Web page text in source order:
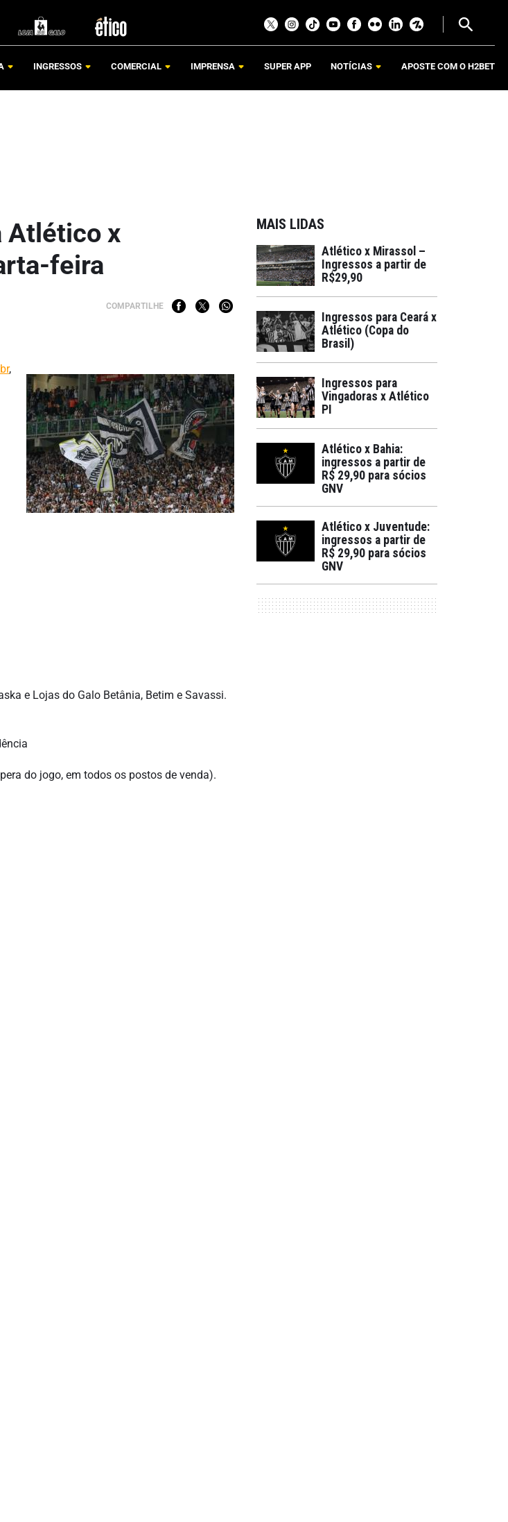
INGRESSOS COMERCIAL IMPRENSA SUPER APP NOTÍCIAS APOSTE COM O H2BET
Atlético x
feira
COMPARTILHE
,
e Lojas do Galo Betânia, Betim e Savassi.
do jogo, em todos os postos de venda).
MAIS LIDAS
Atlético x Mirassol –
Ingressos a partir de
R$29,90
Ingressos para Ceará x
Atlético (Copa do
Brasil)
Ingressos para
Vingadoras x Atlético
PI
Atlético x Bahia:
ingressos a partir de
R$ 29,90 para sócios
GNV
Atlético x Juventude:
ingressos a partir de
R$ 29,90 para sócios
GNV